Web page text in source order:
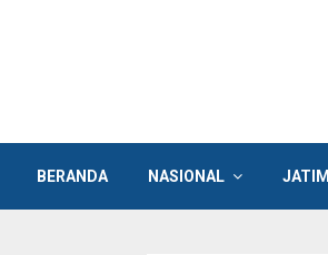
BERANDA NASIONAL JATIM